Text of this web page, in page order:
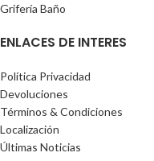
Grifería Baño
ENLACES DE INTERES
Política Privacidad
Devoluciones
Términos & Condiciones
Localización
Últimas Noticias